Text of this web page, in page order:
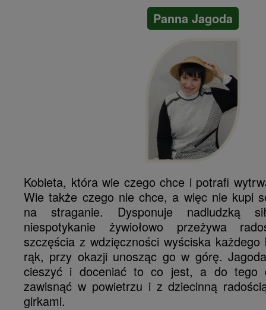
Panna Jagoda
Kobieta, która wie czego chce i potrafi
Wie także czego nie chce, a więc nie kupi
na straganie. Dysponuje nadludzką
niespotykanie żywiołowo przeżywa
szczęścia z wdzięczności wyściska
rąk, przy okazji unosząc go w górę.
cieszyć i doceniać to co jest, a do tego
zawisnąć w powietrzu i z dziecinną
girkami.